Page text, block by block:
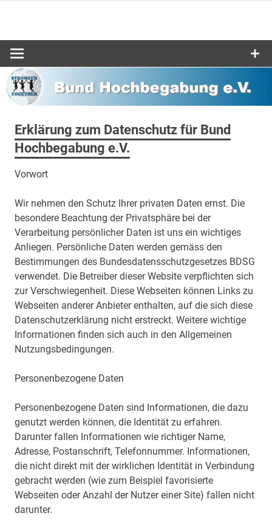
Bund-
e.V.
Erklärung zum Datenschutz für Bund
Hochbegabung e.V.
Vorwort
Wir nehmen den Schutz Ihrer privaten Daten ernst. Die
besondere Beachtung der Privatsphäre bei der
Verarbeitung persönlicher Daten ist uns ein wichtiges
Anliegen. Persönliche Daten werden gemäss den
Bestimmungen des Bundesdatensschutzgesetzes BDSG
verwendet. Die Betreiber dieser Website verpflichten sich
zur Verschwiegenheit. Diese Webseiten können Links zu
Webseiten anderer Anbieter enthalten, auf die sich diese
Datenschutzerklärung nicht erstreckt. Weitere wichtige
Informationen finden sich auch in den Allgemeinen
Nutzungsbedingungen.
Personenbezogene Daten
Personenbezogene Daten sind Informationen, die dazu
genutzt werden können, die Identität zu erfahren.
Darunter fallen Informationen wie richtiger Name,
Adresse, Postanschrift, Telefonnummer. Informationen,
die nicht direkt mit der wirklichen Identität in Verbindung
gebracht werden (wie zum Beispiel favorisierte
Webseiten oder Anzahl der Nutzer einer Site) fallen nicht
darunter.